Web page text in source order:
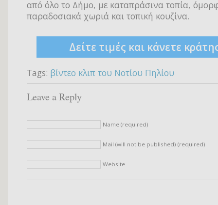
από όλο το Δήμο, με καταπράσινα τοπία,
παραδοσιακά χωριά και τοπική κουζίνα.
Δείτε τιμές και κάνετε
Tags: βίντεο κλιπ του Νοτίου Πηλίου
Leave a Reply
Name (required)
Mail (will not be published) (required)
Website